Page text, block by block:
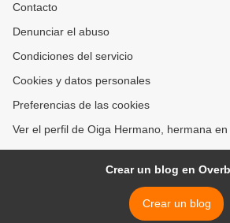
Contacto
Denunciar el abuso
Condiciones del servicio
Cookies y datos personales
Preferencias de las cookies
Ver el perfil de Oiga Hermano, hermana
Crear un blog en
Crear un blog